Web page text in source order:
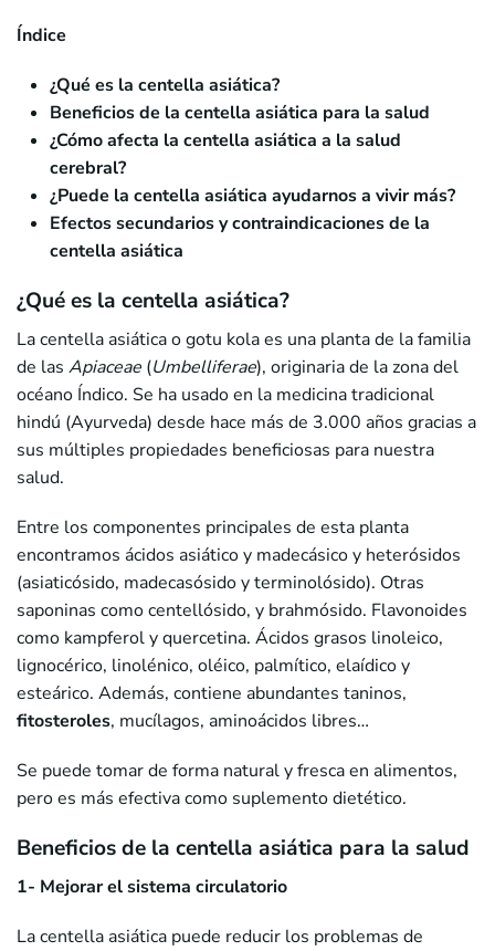
Índice
¿Qué es la centella asiática?
Beneficios de la centella asiática para la salud
¿Cómo afecta la centella asiática a la salud
cerebral?
¿Puede la centella asiática ayudarnos a vivir más?
Efectos secundarios y contraindicaciones de la
centella asiática
¿Qué es la centella asiática?
La centella asiática o gotu kola es una planta de la familia
de las Apiaceae (Umbelliferae), originaria de la zona del
océano Índico. Se ha usado en la medicina tradicional
hindú (Ayurveda) desde hace más de 3.000 años gracias a
sus múltiples propiedades beneficiosas para nuestra
salud.
Entre los componentes principales de esta planta
encontramos ácidos asiático y madecásico y heterósidos
(asiaticósido, madecasósido y terminolósido). Otras
saponinas como centellósido, y brahmósido. Flavonoides
como kampferol y quercetina. Ácidos grasos linoleico,
lignocérico, linolénico, oléico, palmítico, elaídico y
esteárico. Además, contiene abundantes taninos,
fitosteroles, mucílagos, aminoácidos libres…
Se puede tomar de forma natural y fresca en alimentos,
pero es más efectiva como suplemento dietético.
Beneficios de la centella asiática para la salud
1- Mejorar el sistema circulatorio
La centella asiática puede reducir los problemas de